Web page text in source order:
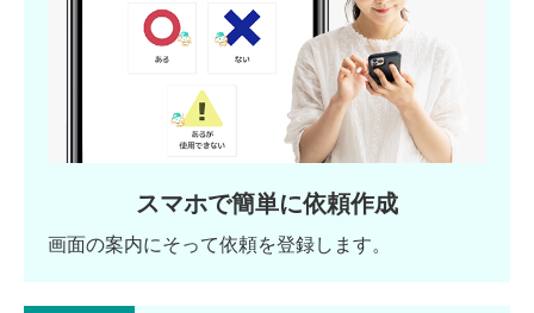
スマホで簡単に依頼作成
画面の案内にそって依頼を登録します。